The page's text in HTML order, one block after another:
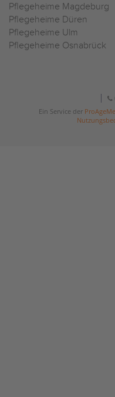
Pflegeheime Magdeburg
Pflegeheime Düren
Pflegeheime Ulm
Pflegeheime Osnabrück
Ein Service der